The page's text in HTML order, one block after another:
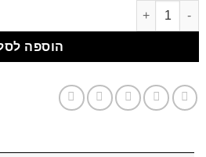
דילוג לתוכן
הוספה